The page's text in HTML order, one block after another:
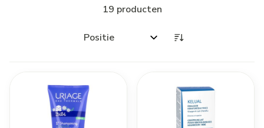
19 producten
Sorteer op: